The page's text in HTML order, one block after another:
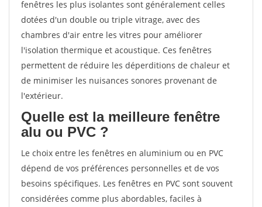
fenêtres les plus isolantes sont généralement celles
dotées d'un double ou triple vitrage, avec des
chambres d'air entre les vitres pour améliorer
l'isolation thermique et acoustique. Ces fenêtres
permettent de réduire les déperditions de chaleur et
de minimiser les nuisances sonores provenant de
l'extérieur.
Quelle est la meilleure fenêtre
alu ou PVC ?
Le choix entre les fenêtres en aluminium ou en PVC
dépend de vos préférences personnelles et de vos
besoins spécifiques. Les fenêtres en PVC sont souvent
considérées comme plus abordables, faciles à